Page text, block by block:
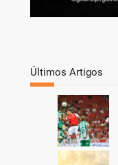
Últimos Artigos